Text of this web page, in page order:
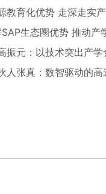
教育化优势 走深走实
生态圈优势 推动产
以技术突出产学合作优
智驱动的高速增材制造系